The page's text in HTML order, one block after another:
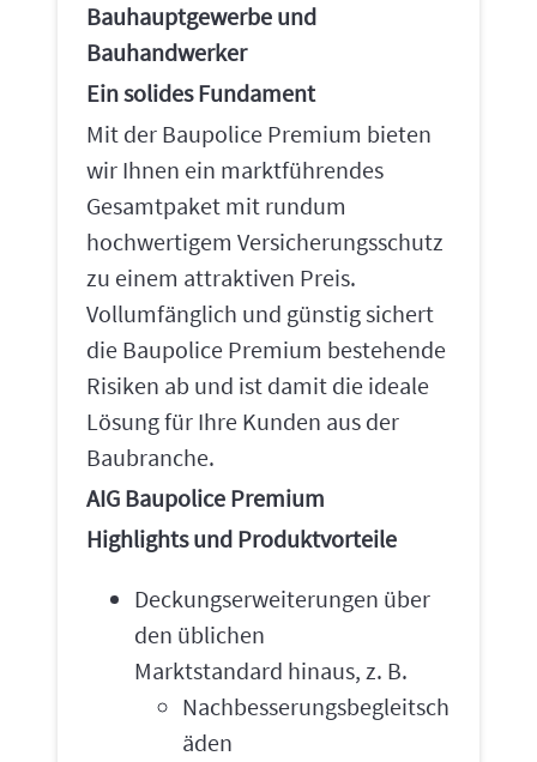
Bauhauptgewerbe und
Bauhandwerker
Ein solides Fundament
Mit der Baupolice Premium bieten
wir Ihnen ein marktführendes
Gesamtpaket mit rundum
hochwertigem Versicherungsschutz
zu einem attraktiven Preis.
Vollumfänglich und günstig sichert
die Baupolice Premium bestehende
Risiken ab und ist damit die ideale
Lösung für Ihre Kunden aus der
Baubranche.
AIG Baupolice Premium
Highlights und Produktvorteile
Deckungserweiterungen über
den üblichen
Marktstandard hinaus, z. B.
Nachbesserungsbegleitsch
äden